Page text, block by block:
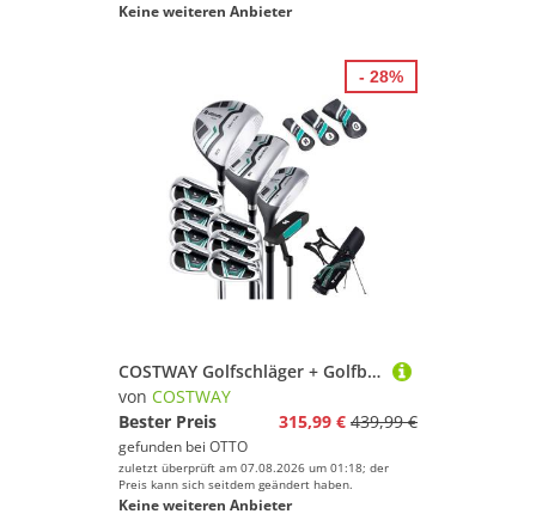
Keine weiteren Anbieter
COSTWAY Golfschläger + Golfbag, 11-tlg., Golfschläger Komplettset für rechtshändig, Herren
von COSTWAY
Bester Preis
315,99 € 439,99 €
gefunden bei OTTO
zuletzt überprüft am 07.08.2026 um 01:18; der
Preis kann sich seitdem geändert haben.
Keine weiteren Anbieter
- 28%